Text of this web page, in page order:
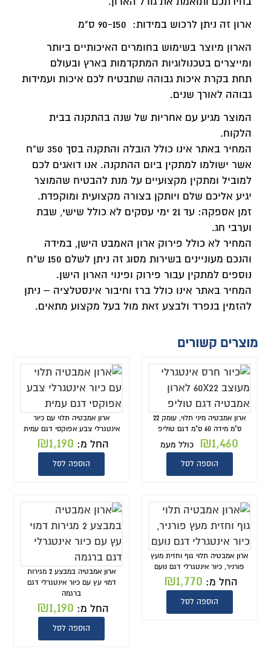
ארון זה ניתן לרכוש במידות: 90-150 ס"מ
הארון מיוצר בשימוש בחומרים האיכותיים ביותר
ומייצרים בטכנולוגיות המתקדמות בארץ ובעולם
תחת בקרת איכות גבוהה שתבטיח לכם איכות ועמידות
גבוהה לאורך שנים.
המוצר מגיע עם אחריות של שנה בהתקנה בבית
הלקוח.
המחיר באתר אינו כולל הובלה והתקנה בסך 350 ש"ח
אשר ישולמו למתקין ביום ההתקנה. אנו דואגים לכם
למוביל ומתקין מקצועיים על מנת להבטיח שהמוצר
יגיע אליכם שלם ויותקן בצורה מקצועית ומוקפדת.
זמן אספקה: עד 21 ימי עסקים לא כולל שישי, שבת
וערבי חג.
המחיר לא כולל פירוק ארון האמבט הישן, במידה
והנכם מעוניינים בשירות מסוג זה ניתן לשלם 150 ש"ח
נוספים למתקין עבור פירוק ופינוי הארון הישן.
המחיר באתר אינו כולל ברז וחיבור אינסטלציה – ניתן
להזמין בנפרד ולבצע זאת מול בעל מקצוע מתאים.
מוצרים קשורים
ארון אמבטיה מיני תלוי, עומק 22
ס"מ מידה 60 ס"מ דגם טוליפ
₪1,460 כולל מעמ
הוספה לסל
ארון אמבטיה תלוי עם כיור
אינטגרלי צבע אפוקסי דגם עמית
החל מ: ₪1,190
הוספה לסל
ארון אמבטיה תלוי גוף וחזית מעץ
פורניר, כיור אינטגרלי דגם נועם
החל מ: ₪1,770
הוספה לסל
ארון אמבטיה במבצע 2 מגירות
דמוי עץ עם כיור אינטגרלי דגם
ברגמה
החל מ: ₪1,190
הוספה לסל